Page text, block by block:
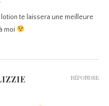
lotion te laissera une meilleure
moi
RÉPONDRE